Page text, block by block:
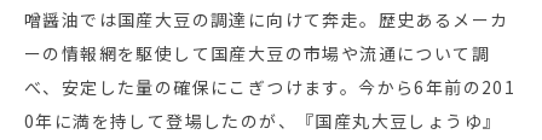
噌醤油では国産大豆の調達に向けて奔走。歴史あるメーカ
ーの情報網を駆使して国産大豆の市場や流通について調
べ、安定した量の確保にこぎつけます。今から6年前の201
0年に満を持して登場したのが、『国産丸大豆しょうゆ』